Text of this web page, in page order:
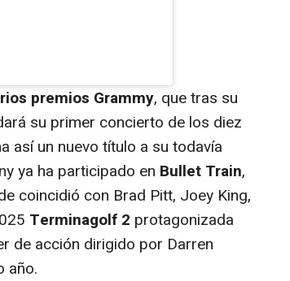
premios Grammy, que tras su
su primer concierto de los diez
así un nuevo título a su todavía
ya ha participado en Bullet Train,
coincidió con Brad Pitt, Joey King,
Terminagolf 2 protagonizada
de acción dirigido por Darren
año.